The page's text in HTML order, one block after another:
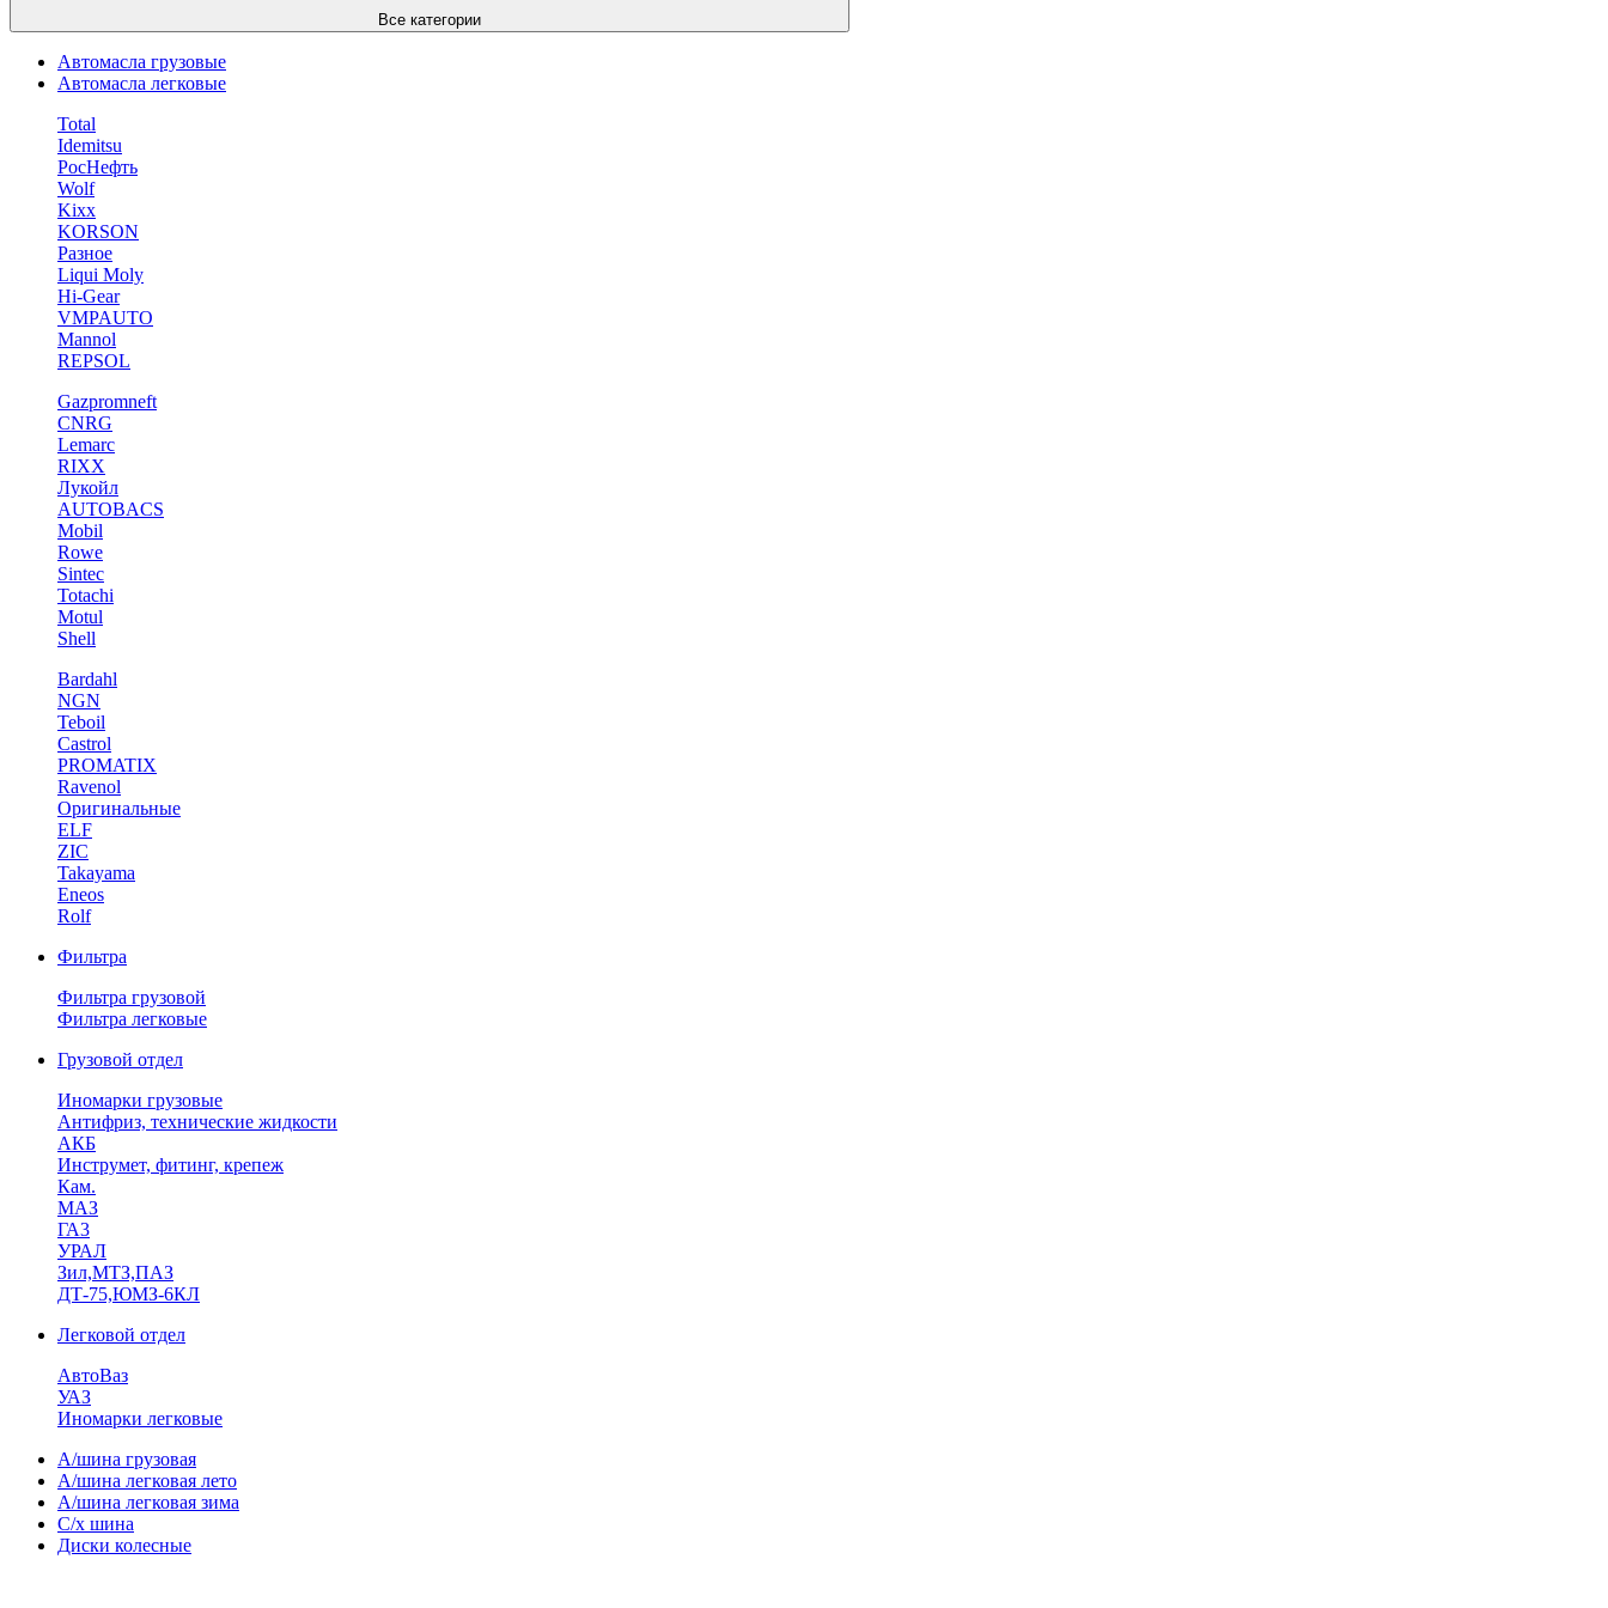
Все категории
Автомасла грузовые
Автомасла легковые
Total
Idemitsu
РосНефть
Wolf
Kixx
KORSON
Разное
Liqui Moly
Hi-Gear
VMPAUTO
Mannol
REPSOL
Gazpromneft
CNRG
Lemarc
RIXX
Лукойл
AUTOBACS
Mobil
Rowe
Sintec
Totachi
Motul
Shell
Bardahl
NGN
Teboil
Castrol
PROMATIX
Ravenol
Оригинальные
ELF
ZIC
Takayama
Eneos
Rolf
Фильтра
Фильтра грузовой
Фильтра легковые
Грузовой отдел
Иномарки грузовые
Антифриз, технические жидкости
АКБ
Инструмет, фитинг, крепеж
Кам.
МАЗ
ГА3
УРАЛ
Зил,МТЗ,ПАЗ
ДТ-75,ЮМЗ-6КЛ
Легковой отдел
АвтоВаз
УАЗ
Иномарки легковые
А/шина грузовая
А/шина легковая лето
А/шина легковая зима
С/х шина
Диски колесные